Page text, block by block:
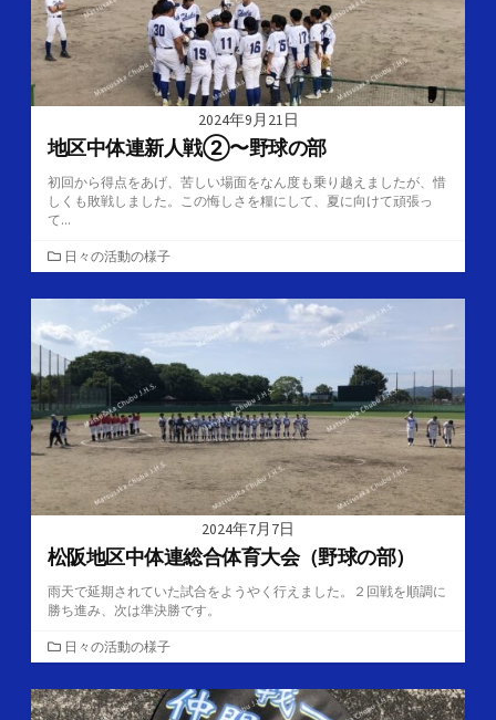
2024年9月21日
地区中体連新人戦②〜野球の部
初回から得点をあげ、苦しい場面をなん度も乗り越えましたが、惜
しくも敗戦しました。この悔しさを糧にして、夏に向けて頑張っ
て...
カ
テ
ゴ
ー
日々の活動の様子
2024年7月7日
松阪地区中体連総合体育大会（野球の部）
雨天で延期されていた試合をようやく行えました。２回戦を順調に
勝ち進み、次は準決勝です。
カ
テ
ゴ
リ
日々の活動の様子